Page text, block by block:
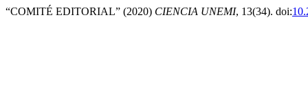
“COMITÉ EDITORIAL” (2020) CIENCIA UNEMI, 13(34). doi: